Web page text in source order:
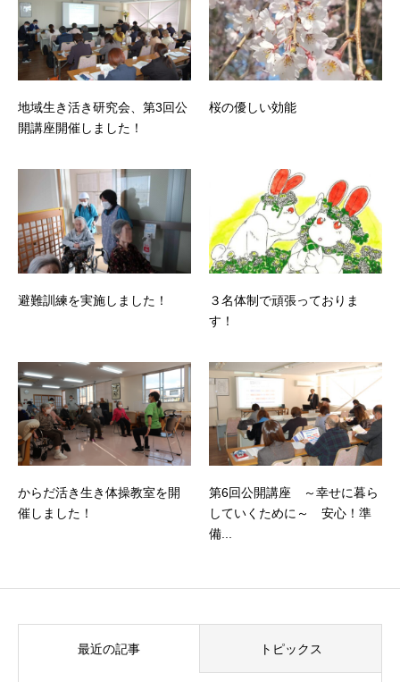
地域生き活き研究会、第3回公
開講座開催しました！
桜の優しい効能
避難訓練を実施しました！
３名体制で頑張っておりま
す！
からだ活き生き体操教室を開
催しました！
第6回公開講座 ～幸せに暮ら
していくために～ 安心！準
備...
最近の記事 トピックス